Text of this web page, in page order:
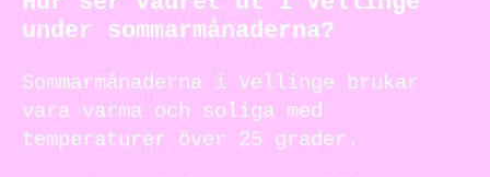
under sommarmånaderna?
Sommarmånaderna i Vellinge brukar
vara varma och soliga med
temperaturer över 25 grader.